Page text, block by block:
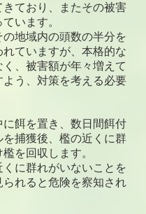
ており、またその被害
います。
地域内の頭数の半分を
ていますが、本格的な
、被害額が年々増えて
う、対策を考える必要
餌を置き、数日間餌付
を捕獲後、檻の近くに群
を回収します。
に群れがいないことを
れると危険を察知され